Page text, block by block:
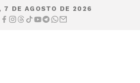
7 DE AGOSTO DE 2026